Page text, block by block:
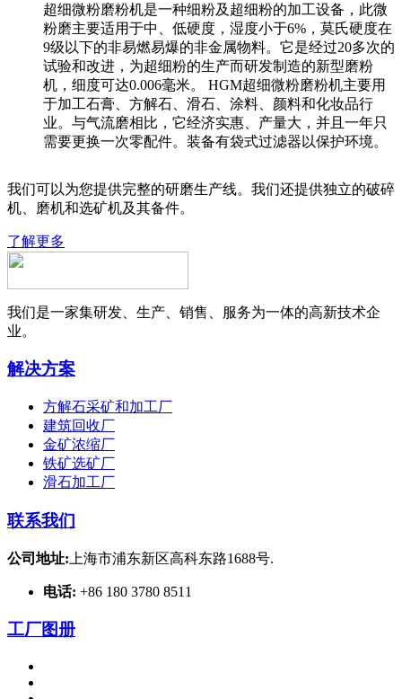
超细微粉磨粉机是一种细粉及超细粉的加工设备，此微
粉磨主要适用于中、低硬度，湿度小于6%，莫氏硬度在
9级以下的非易燃易爆的非金属物料。它是经过20多次的
试验和改进，为超细粉的生产而研发制造的新型磨粉
机，细度可达0.006毫米。 HGM超细微粉磨粉机主要用
于加工石膏、方解石、滑石、涂料、颜料和化妆品行
业。与气流磨相比，它经济实惠、产量大，并且一年只
需要更换一次零配件。装备有袋式过滤器以保护环境。
我们可以为您提供完整的研磨生产线。我们还提供独立的破碎
机、磨机和选矿机及其备件。
了解更多
我们是一家集研发、生产、销售、服务为一体的高新技术企
业。
解决方案
方解石采矿和加工厂
建筑回收厂
金矿浓缩厂
铁矿选矿厂
滑石加工厂
联系我们
公司地址: 上海市浦东新区高科东路1688号.
电话: +86 180 3780 8511
工厂图册